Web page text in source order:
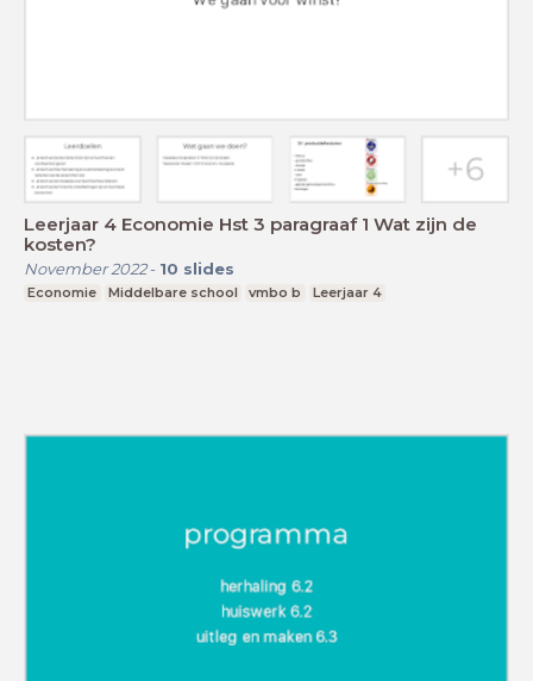
Leerjaar 4 Economie Hst 3 paragraaf 1 Wat zijn de
kosten?
November 2022- 10 slides
Economie Middelbare school vmbo b Leerjaar 4